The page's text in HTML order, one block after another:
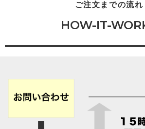
ご注文までの流れ
HOW-IT-